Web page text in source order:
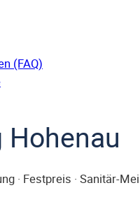
(FAQ)
Hohenau
· Festpreis · Sanitär-